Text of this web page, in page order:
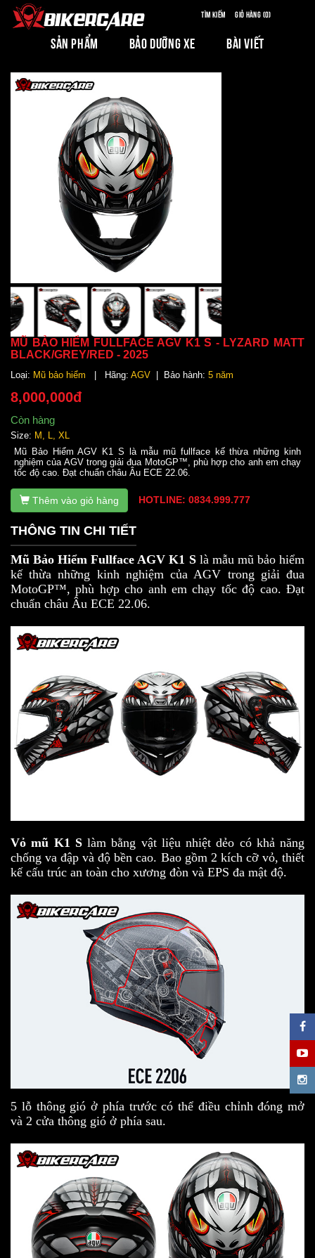
Tìm kiếm Giỏ hàng (0)
SẢN PHẨM BẢO DƯỠNG XE BÀI VIẾT
MŨ BẢO HIỂM FULLFACE AGV K1 S - LYZARD MATT
BLACK/GREY/RED - 2025
Loại: Mũ bảo hiểm | Hãng: AGV | Bảo hành: 5 năm
8,000,000đ
Còn hàng
Size: M, L, XL
Mũ Bảo Hiểm AGV K1 S là mẫu mũ fullface kế thừa những kinh
nghiệm của AGV trong giải đua MotoGP™, phù hợp cho anh em chạy
tốc độ cao. Đạt chuẩn châu Âu ECE 22.06.
Thêm vào giỏ hàng HOTLINE: 0834.999.777
THÔNG TIN CHI TIẾT
Mũ Bảo Hiểm Fullface AGV K1 Slà mẫu mũ bảo hiểm
kế thừa những kinh nghiệm của AGV trong giải đua
MotoGP™, phù hợp cho anh em chạy tốc độ cao. Đạt
chuẩn châu Âu ECE 22.06.
Vỏ mũ K1 S làm bằng vật liệu nhiệt dẻo có khả năng
chống va đập và độ bền cao. Bao gồm 2 kích cỡ vỏ, thiết
kế cấu trúc an toàn cho xương đòn và EPS đa mật độ.
5 lỗ thông gió ở phía trước có thể điều chỉnh đóng mở
và 2 cửa thông gió ở phía sau.